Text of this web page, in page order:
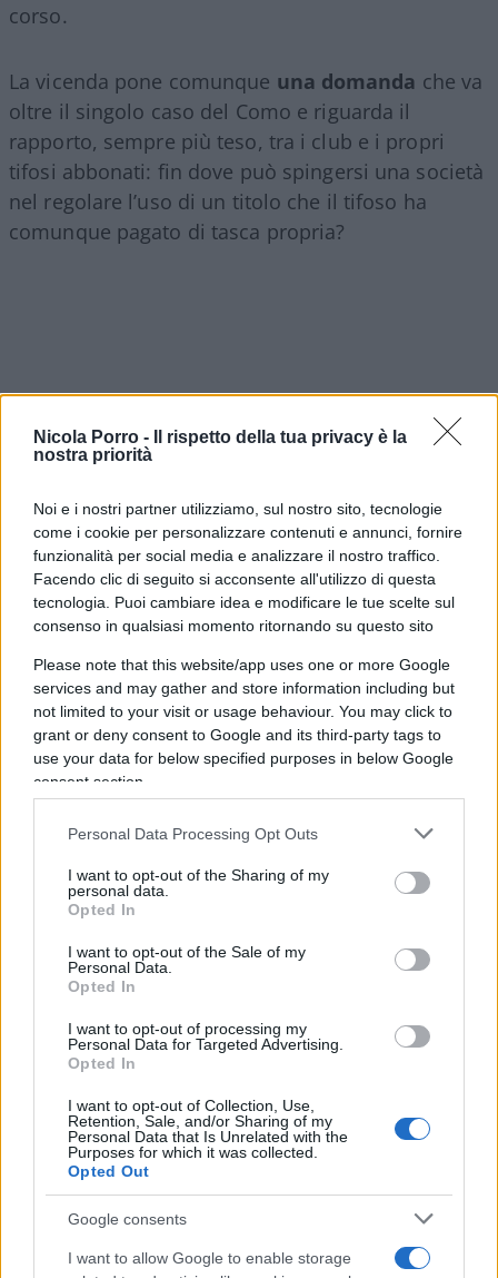
Nicola Porro -
Il rispetto della tua privacy è la
nostra priorità
Noi e i nostri partner utilizziamo, sul nostro sito, tecnologie
come i cookie per personalizzare contenuti e annunci, fornire
funzionalità per social media e analizzare il nostro traffico.
Facendo clic di seguito si acconsente all'utilizzo di questa
tecnologia. Puoi cambiare idea e modificare le tue scelte sul
consenso in qualsiasi momento ritornando su questo sito
Please note that this website/app uses one or more Google
services and may gather and store information including but
not limited to your visit or usage behaviour. You may click to
grant or deny consent to Google and its third-party tags to
use your data for below specified purposes in below Google
consent section.
Personal Data Processing Opt Outs
I want to opt-out of the Sharing of my
personal data.
Opted In
I want to opt-out of the Sale of my
Personal Data.
Opted In
I want to opt-out of processing my
Personal Data for Targeted Advertising.
Opted In
I want to opt-out of Collection, Use,
Retention, Sale, and/or Sharing of my
Personal Data that Is Unrelated with the
Purposes for which it was collected.
Opted Out
Google consents
I want to allow Google to enable storage
corso.
La vicenda pone comunque una domanda che va
oltre il singolo caso del Como e riguarda il
rapporto, sempre più teso, tra i club e i propri
tifosi abbonati: fin dove può spingersi una società
nel regolare l’uso di un titolo che il tifoso ha
comunque pagato di tasca propria?
Il secondary ticket a prezzo maggioratonon è un
dettaglio marginale: distorce il sistema di prezzi
pensato per premiare la fedeltà. Se chi ha un
abbonamento scontato può rivenderlo a prezzo
pieno proprio sulle partite più richieste, il
vantaggio economico pensato per il tifoso diventa
uno strumento di arbitraggio nelle mani di pochi e
direttamente attraverso la vendita ufficiale dei
biglietti. Da questo punto di vista, il tentativo di
tutelarsi può essere comprensibile.
Il chiarimento di Suwarso attenua la misura, ma
assenze — tre, secondo la prima formulazione —
continua a non distinguere tra chi specula
sistematicamente rivendendo il proprio posto ai
match più attesi e chi, semplicemente, non può
essere presente per lavoro, salute o altri impegni
legittimi. Perdere il diritto di rinnovo è una
sanzione meno drastica del ritiro immediato, ma
resta comunque una sanzione e il rischio è che